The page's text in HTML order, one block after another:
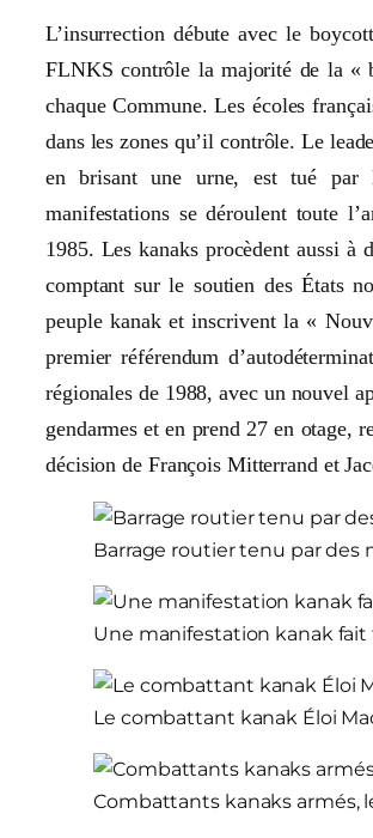
L’insurrection débute avec le
FLNKS contrôle la majorité de la «
chaque Commune. Les écoles
dans les zones qu’il contrôle. Le
en brisant une urne, est tué par
manifestations se déroulent toute
1985. Les kanaks procèdent aussi à
comptant sur le soutien des États
peuple kanak et inscrivent la «
premier référendum
régionales de 1988, avec un nouvel
gendarmes et en prend 27 en otage,
décision de François Mitterrand et
Barrage routier tenu par des
Une manifestation kanak fait
Le combattant kanak Éloi
Combattants kanaks armés,